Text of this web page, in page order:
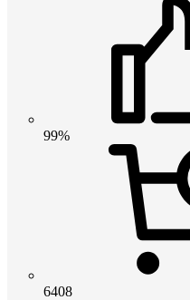
99%
6408